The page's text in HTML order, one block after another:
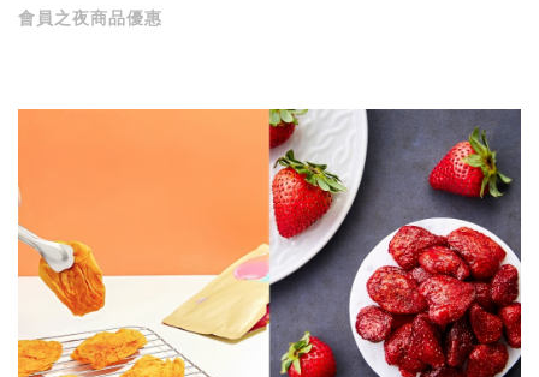
會員之夜商品優惠